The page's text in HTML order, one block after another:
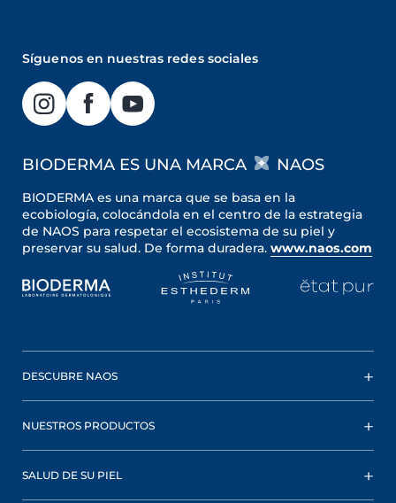
Síguenos en nuestras redes sociales
BIODERMA ES UNA MARCA NAOS
BIODERMA es una marca que se basa en la
ecobiología, colocándola en el centro de la estrategia
de NAOS para respetar el ecosistema de su piel y
preservar su salud. De forma duradera. www.naos.com
DESCUBRE NAOS
NUESTROS PRODUCTOS
SALUD DE SU PIEL